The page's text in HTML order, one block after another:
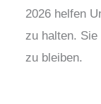
2026 helfen
zu halten. Sie
zu bleiben.